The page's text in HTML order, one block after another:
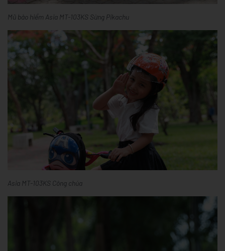
Mũ bảo hiểm Asia MT-103KS Sừng Pikachu
Asia MT-103KS Công chúa